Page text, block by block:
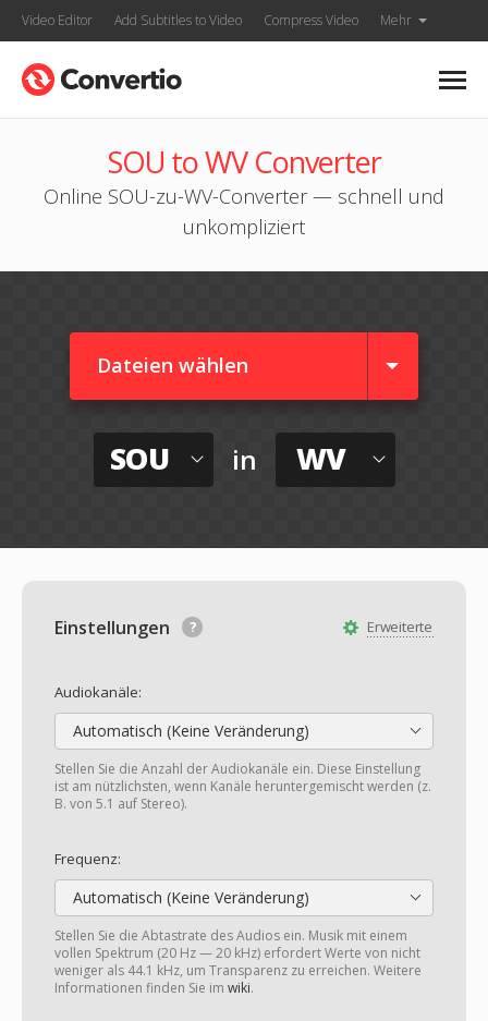
Video Editor Add Subtitles to Video Compress Video Mehr
SOU to WV Converter
Online SOU-zu-WV-Converter — schnell und
unkompliziert
Dateien wählen
SOU in WV
Erweiterte
Einstellungen
Audiokanäle:
Automatisch (Keine Veränderung)
Stellen Sie die Anzahl der Audiokanäle ein. Diese Einstellung
ist am nützlichsten, wenn Kanäle heruntergemischt werden (z.
B. von 5.1 auf Stereo).
Frequenz:
Automatisch (Keine Veränderung)
Stellen Sie die Abtastrate des Audios ein. Musik mit einem
vollen Spektrum (20 Hz — 20 kHz) erfordert Werte von nicht
weniger als 44.1 kHz, um Transparenz zu erreichen. Weitere
Informationen finden Sie im wiki.